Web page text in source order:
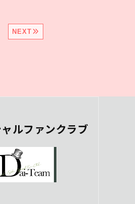
NEXT
ルファンクラブ